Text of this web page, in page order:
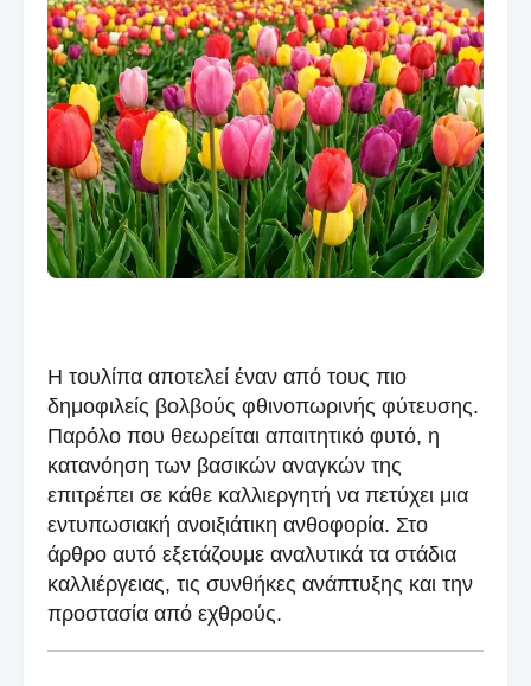
Η τουλίπα αποτελεί έναν από τους πιο
δημοφιλείς βολβούς φθινοπωρινής φύτευσης.
Παρόλο που θεωρείται απαιτητικό φυτό, η
κατανόηση των βασικών αναγκών της
επιτρέπει σε κάθε καλλιεργητή να πετύχει μια
εντυπωσιακή ανοιξιάτικη ανθοφορία. Στο
άρθρο αυτό εξετάζουμε αναλυτικά τα στάδια
καλλιέργειας, τις συνθήκες ανάπτυξης και την
προστασία από εχθρούς.